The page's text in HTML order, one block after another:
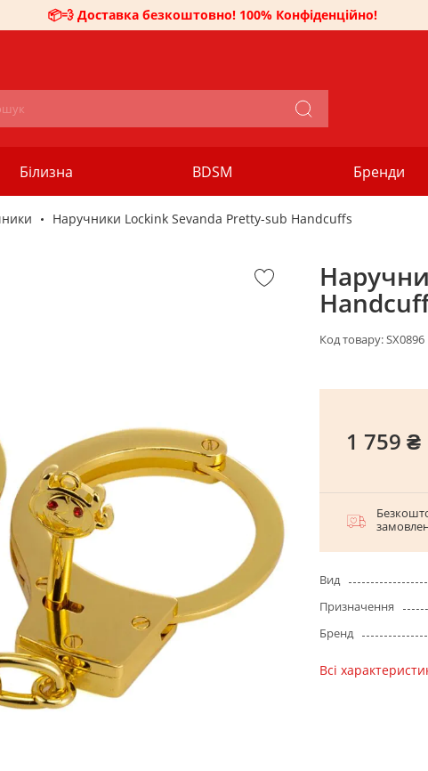
📦💨 Доставка безкоштовно! 100% Конфіденційно!
Білизна BDSM Бренди
Наручники Lockink Sevanda Pretty-sub Handcuffs
Код товару:SX0896
1 759 ₴
Вид
Призначення
Бренд
Всі